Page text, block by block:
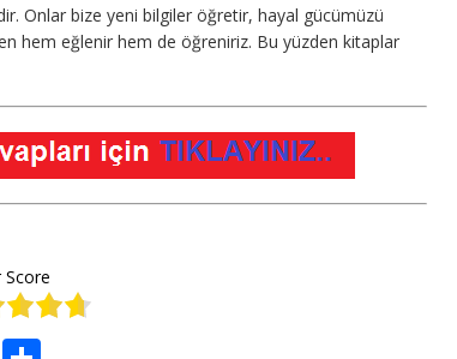
Onlar bize yeni bilgiler öğretir, hayal gücümüzü
hem eğlenir hem de öğreniriz. Bu yüzden kitaplar
Score